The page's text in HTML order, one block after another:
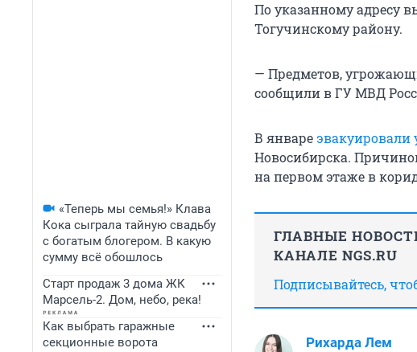
«Теперь мы семья!» Клава
Кока сыграла тайную свадьбу
с богатым блогером. В какую
сумму всё обошлось
Старт продаж 3 дома ЖК
Марсель-2. Дом, небо, река!
Как выбрать гаражные
секционные ворота
По указанному адресу
Тогучинскому району.
— Предметов,
сообщили в ГУ МВД
В январеэвакуировали
Новосибирска.
на первом этаже в
ГЛАВНЫЕ
КАНАЛЕ NGS.RU
Подписывайтесь,
Рихарда Лем